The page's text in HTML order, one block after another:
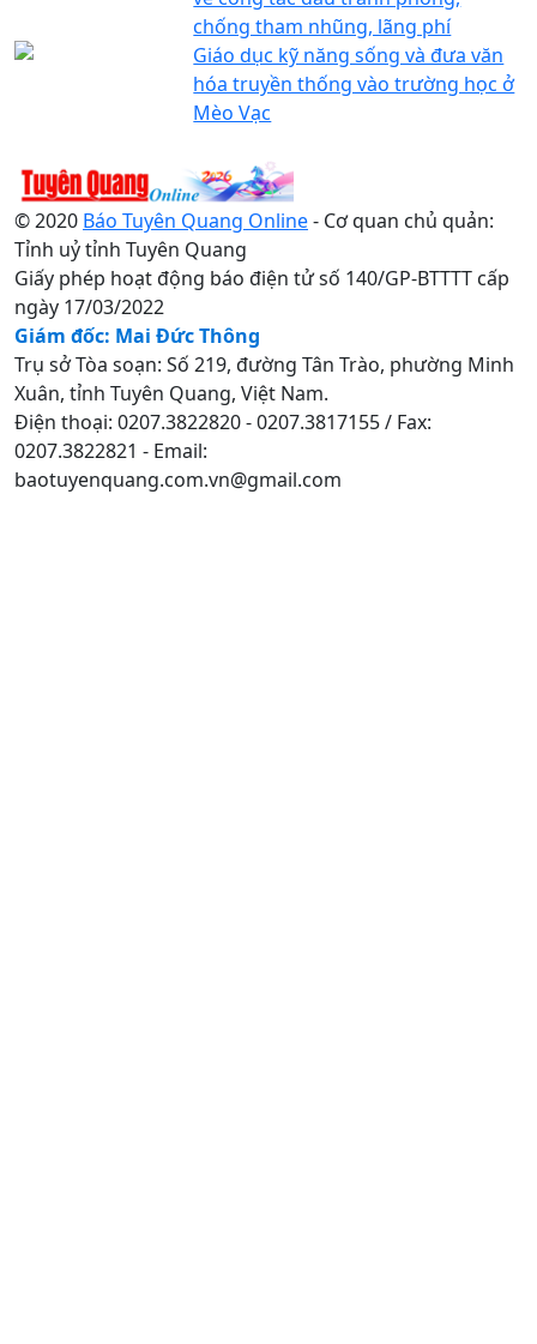
chống tham nhũng, lãng phí
Giáo dục kỹ năng sống và đưa văn
hóa truyền thống vào trường học ở
Mèo Vạc
© 2020 Báo Tuyên Quang Online- Cơ quan chủ quản:
Tỉnh uỷ tỉnh Tuyên Quang
Giấy phép hoạt động báo điện tử số 140/GP-BTTTT cấp
ngày 17/03/2022
Giám đốc: Mai Đức Thông
Trụ sở Tòa soạn: Số 219, đường Tân Trào, phường Minh
Xuân, tỉnh Tuyên Quang, Việt Nam.
Điện thoại: 0207.3822820 - 0207.3817155 / Fax:
0207.3822821 - Email:
baotuyenquang.com.vn@gmail.com